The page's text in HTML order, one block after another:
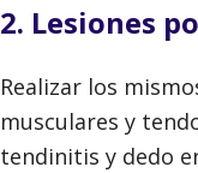
2. Lesiones
Realizar los
musculares y
tendinitis y dedo